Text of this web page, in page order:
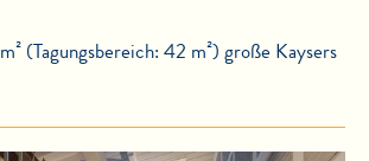
(Tagungsbereich: 42 m²) große Kaysers